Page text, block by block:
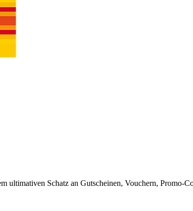
ultimativen Schatz an Gutscheinen, Vouchern, Promo-